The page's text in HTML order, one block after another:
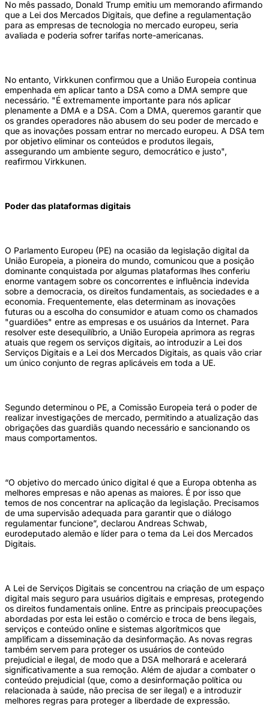
No mês passado, Donald Trump emitiu um memorando afirmando
que a Lei dos Mercados Digitais, que define a regulamentação
para as empresas de tecnologia no mercado europeu, seria
avaliada e poderia sofrer tarifas norte-americanas.
No entanto, Virkkunen confirmou que a União Europeia continua
empenhada em aplicar tanto a DSA como a DMA sempre que
necessário. "É extremamente importante para nós aplicar
plenamente a DMA e a DSA. Com a DMA, queremos garantir que
os grandes operadores não abusem do seu poder de mercado e
que as inovações possam entrar no mercado europeu. A DSA tem
por objetivo eliminar os conteúdos e produtos ilegais,
assegurando um ambiente seguro, democrático e justo",
reafirmou Virkkunen.
Poder das plataformas digitais
O Parlamento Europeu (PE) na ocasião da legislação digital da
União Europeia, a pioneira do mundo, comunicou que a posição
dominante conquistada por algumas plataformas lhes conferiu
enorme vantagem sobre os concorrentes e influência indevida
sobre a democracia, os direitos fundamentais, as sociedades e a
economia. Frequentemente, elas determinam as inovações
futuras ou a escolha do consumidor e atuam como os chamados
"guardiões" entre as empresas e os usuários da Internet. Para
resolver este desequilíbrio, a União Europeia aprimora as regras
atuais que regem os serviços digitais, ao introduzir a Lei dos
Serviços Digitais e a Lei dos Mercados Digitais, as quais vão criar
um único conjunto de regras aplicáveis em toda a UE.
Segundo determinou o PE, a Comissão Europeia terá o poder de
realizar investigações de mercado, permitindo a atualização das
obrigações das guardiãs quando necessário e sancionando os
maus comportamentos.
“O objetivo do mercado único digital é que a Europa obtenha as
melhores empresas e não apenas as maiores. É por isso que
temos de nos concentrar na aplicação da legislação. Precisamos
de uma supervisão adequada para garantir que o diálogo
regulamentar funcione”, declarou Andreas Schwab,
eurodeputado alemão e líder para o tema da Lei dos Mercados
Digitais.
A Lei de Serviços Digitais se concentrou na criação de um espaço
digital mais seguro para usuários digitais e empresas, protegendo
os direitos fundamentais online. Entre as principais preocupações
abordadas por esta lei estão o comércio e troca de bens ilegais,
serviços e conteúdo online e sistemas algorítmicos que
amplificam a disseminação da desinformação. As novas regras
também servem para proteger os usuários de conteúdo
prejudicial e ilegal, de modo que a DSA melhorará e acelerará
significativamente a sua remoção. Além de ajudar a combater o
conteúdo prejudicial (que, como a desinformação política ou
relacionada à saúde, não precisa de ser ilegal) e a introduzir
melhores regras para proteger a liberdade de expressão.